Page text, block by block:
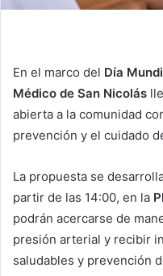
En el marco del Día
Médico de San Nicolás
abierta a la comunidad
prevención y el cuidado
La propuesta se
partir de las 14:00, en la
podrán acercarse de
presión arterial y recibir
saludables y prevención